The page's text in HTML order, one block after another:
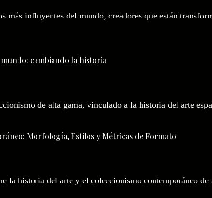
cambiando la historia
Morfología, Estilos y Métricas de Formato